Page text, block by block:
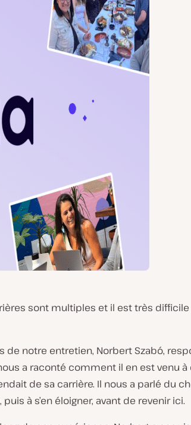
sont multiples et il est très
de notre entretien, Norbert Szabó,
a raconté comment il en est venu
de sa carrière. Il nous a parlé du
puis à s’en éloigner, avant de revenir ici.